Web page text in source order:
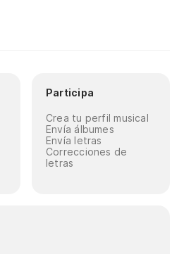
Participa
Crea tu perfil musical
Envía álbumes
Envía letras
Correcciones de
letras